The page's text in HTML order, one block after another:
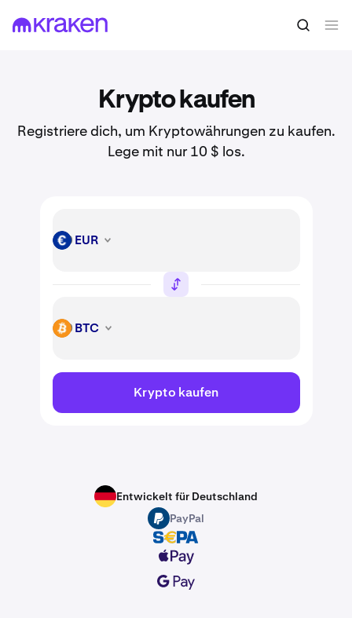
Krypto kaufen
Registriere dich, um Kryptowährungen zu kaufen.
Lege mit nur 10 $ los.
EUR EUR
BTC BTC
Krypto kaufen
Entwickelt für Deutschland
PayPal